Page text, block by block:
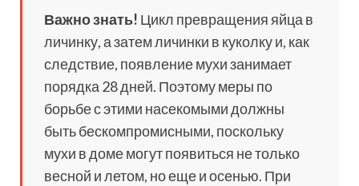
Важно знать! Цикл превращения яйца в
личинку, а затем личинки в куколку и, как
следствие, появление мухи занимает
порядка 28 дней. Поэтому меры по
борьбе с этими насекомыми должны
быть бескомпромисными, поскольку
мухи в доме могут появиться не только
весной и летом, но еще и осенью. При